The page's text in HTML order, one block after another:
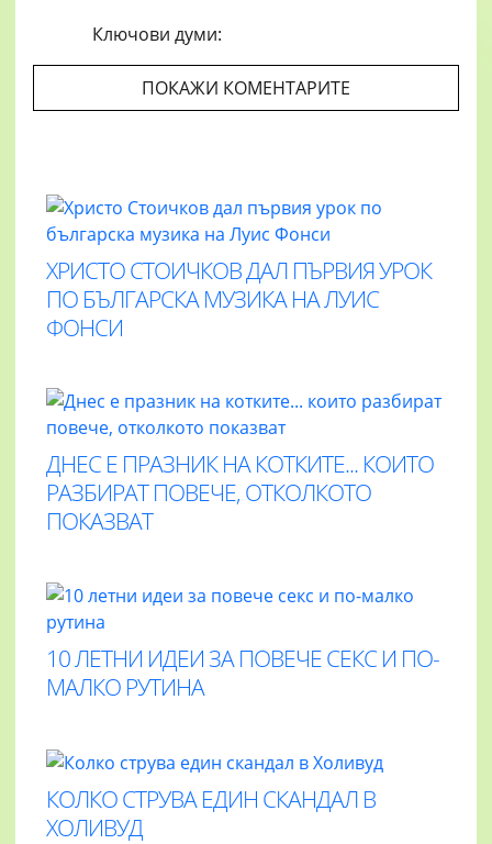
Ключови думи:
ПОКАЖИ КОМЕНТАРИТЕ
ХРИСТО СТОИЧКОВ ДАЛ ПЪРВИЯ УРОК
ПО БЪЛГАРСКА МУЗИКА НА ЛУИС
ФОНСИ
ДНЕС Е ПРАЗНИК НА КОТКИТЕ... КОИТО
РАЗБИРАТ ПОВЕЧЕ, ОТКОЛКОТО
ПОКАЗВАТ
10 ЛЕТНИ ИДЕИ ЗА ПОВЕЧЕ СЕКС И ПО-
МАЛКО РУТИНА
КОЛКО СТРУВА ЕДИН СКАНДАЛ В
ХОЛИВУД